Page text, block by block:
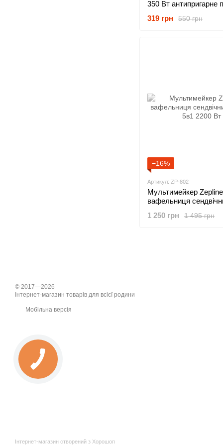
350 Вт антипригарне
550 грн
319 грн
−16%
Артикул: ZP-802
Мультимейкер Zepline
вафельниця
1 495 грн
1 250 грн
© 2017—2026
Інтернет-магазин товарів для всієї родини
Мобільна версія
Інтернет-магазин створений з Хорошоп